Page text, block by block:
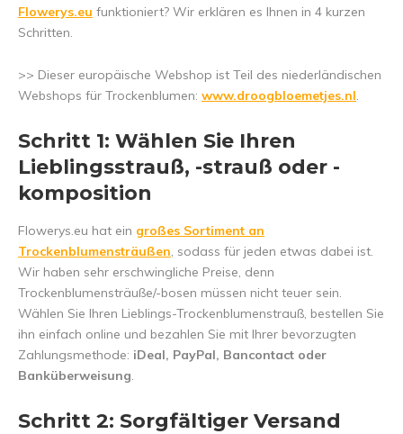
Flowerys.eu funktioniert? Wir erklären es Ihnen in 4 kurzen
Schritten.
>> Dieser europäische Webshop ist Teil des niederländischen
Webshops für Trockenblumen: www.droogbloemetjes.nl.
Schritt 1: Wählen Sie Ihren
Lieblingsstrauß, -strauß oder -
komposition
Flowerys.eu hat ein großes Sortiment an
Trockenblumensträußen, sodass für jeden etwas dabei ist.
Wir haben sehr erschwingliche Preise, denn
Trockenblumensträuße/-bosen müssen nicht teuer sein.
Wählen Sie Ihren Lieblings-Trockenblumenstrauß, bestellen Sie
ihn einfach online und bezahlen Sie mit Ihrer bevorzugten
Zahlungsmethode: iDeal, PayPal, Bancontact oder
Banküberweisung.
Schritt 2: Sorgfältiger Versand